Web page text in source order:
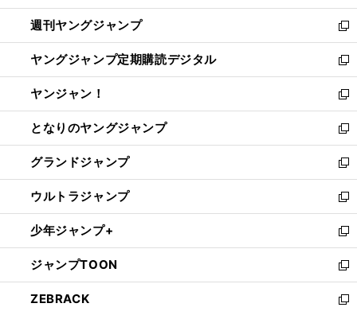
開
く
ウ
で
開
く
ン
ド
ウ
で
開
く
ウ
ィ
ン
ド
ウ
で
開
く
週刊ヤングジャンプ
新
し
い
ウ
ィ
ン
ド
ウ
で
開
く
ヤングジャンプ定期購読デジタル
新
し
い
ウ
ィ
ン
ド
ウ
で
開
く
ヤンジャン！
新
し
い
ウ
ィ
ン
ド
ウ
で
開
く
となりのヤングジャンプ
新
し
い
ウ
ィ
ン
ド
ウ
で
開
く
グランドジャンプ
新
し
い
ウ
ィ
ン
ド
ウ
で
ウルトラジャンプ
新
し
い
ウ
ィ
ン
ド
少年ジャンプ+
新
し
い
ウ
ィ
ジャンプTOON
新
し
い
ZEBRACK
新